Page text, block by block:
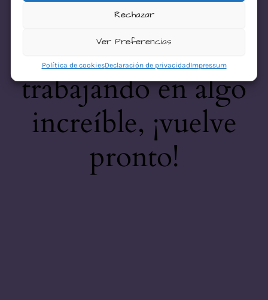
Rechazar
Ver Preferencias
Política de cookiesDeclaración de privacidadImpressum
¡Disculpa este
desastre! Estamos
trabajando en algo
increíble, ¡vuelve
pronto!